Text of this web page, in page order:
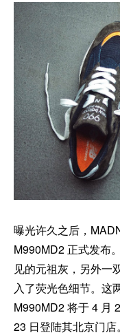
曝光许久之后，
M990MD2 正式发布
见的元祖灰，另外一
入了荧光色细节。这
M990MD2 将于 4 月
23 日登陆其北京门店。